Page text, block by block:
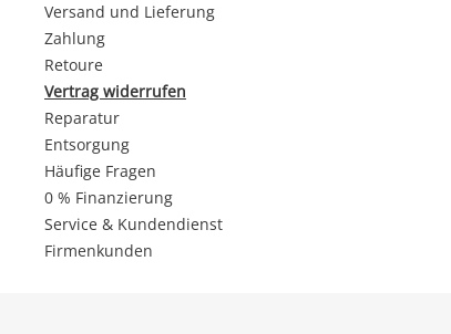
Versand und Lieferung
Zahlung
Retoure
Vertrag widerrufen
Reparatur
Entsorgung
Häufige Fragen
0 % Finanzierung
Service & Kundendienst
Firmenkunden